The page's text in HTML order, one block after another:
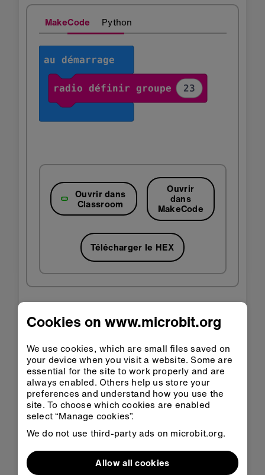
MakeCode Python
Ouvrir dans
Classroom
Ouvrir
dans
MakeCode
Télécharger le HEX
MakeCode Python
Cookies on www.microbit.org
We use cookies, which are small files saved on
your device when you visit a website. Some are
essential for the site to work properly and are
always enabled. Others help us store your
preferences and understand how you use the
site. To choose which cookies are enabled
select “Manage cookies”.
We do not use third-party ads on microbit.org.
Allow all cookies